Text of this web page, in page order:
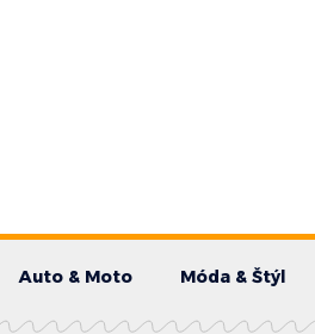
Auto & Moto Móda & Štýl